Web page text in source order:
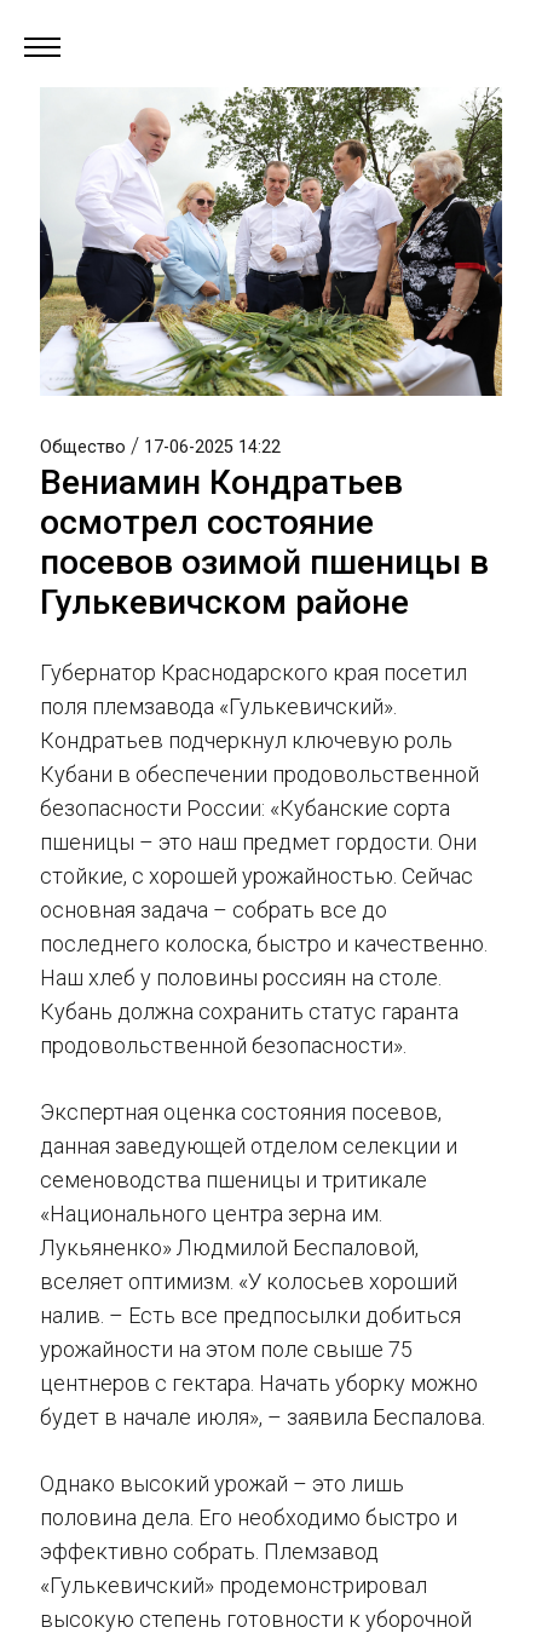
Общество / 17-06-2025 14:22
Вениамин Кондратьев
осмотрел состояние
посевов озимой пшеницы в
Гулькевичском районе
Губернатор Краснодарского края посетил
поля племзавода «Гулькевичский».
Кондратьев подчеркнул ключевую роль
Кубани в обеспечении продовольственной
безопасности России: «Кубанские сорта
пшеницы – это наш предмет гордости. Они
стойкие, с хорошей урожайностью. Сейчас
основная задача – собрать все до
последнего колоска, быстро и качественно.
Наш хлеб у половины россиян на столе.
Кубань должна сохранить статус гаранта
продовольственной безопасности».
Экспертная оценка состояния посевов,
данная заведующей отделом селекции и
семеноводства пшеницы и тритикале
«Национального центра зерна им.
Лукьяненко» Людмилой Беспаловой,
вселяет оптимизм. «У колосьев хороший
налив. – Есть все предпосылки добиться
урожайности на этом поле свыше 75
центнеров с гектара. Начать уборку можно
будет в начале июля», – заявила Беспалова.
Однако высокий урожай – это лишь
половина дела. Его необходимо быстро и
эффективно собрать. Племзавод
«Гулькевичский» продемонстрировал
высокую степень готовности к уборочной